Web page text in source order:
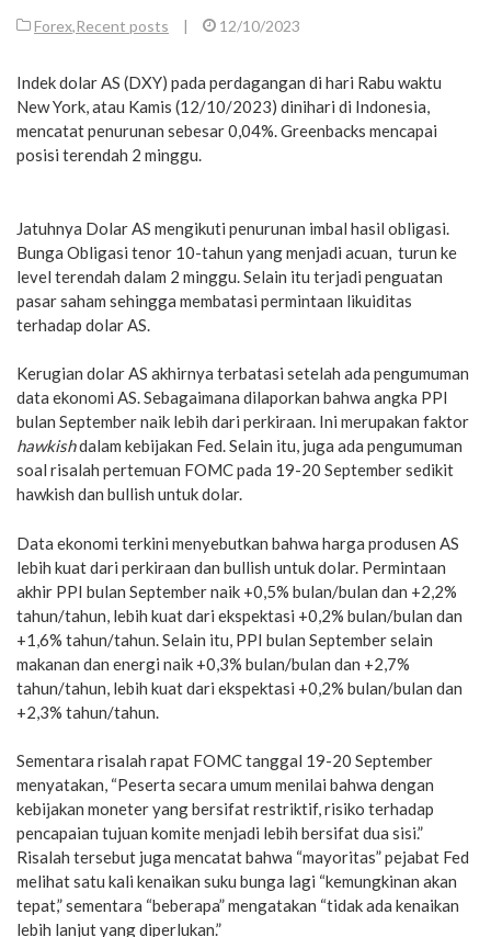
Forex,Recent posts | 12/10/2023
Indek dolar AS (DXY) pada perdagangan di hari Rabu waktu
New York, atau Kamis (12/10/2023) dinihari di Indonesia,
mencatat penurunan sebesar 0,04%. Greenbacks mencapai
posisi terendah 2 minggu.
Jatuhnya Dolar AS mengikuti penurunan imbal hasil obligasi.
Bunga Obligasi tenor 10-tahun yang menjadi acuan, turun ke
level terendah dalam 2 minggu. Selain itu terjadi penguatan
pasar saham sehingga membatasi permintaan likuiditas
terhadap dolar AS.
Kerugian dolar AS akhirnya terbatasi setelah ada pengumuman
data ekonomi AS. Sebagaimana dilaporkan bahwa angka PPI
bulan September naik lebih dari perkiraan. Ini merupakan faktor
hawkishdalam kebijakan Fed. Selain itu, juga ada pengumuman
soal risalah pertemuan FOMC pada 19-20 September sedikit
hawkish dan bullish untuk dolar.
Data ekonomi terkini menyebutkan bahwa harga produsen AS
lebih kuat dari perkiraan dan bullish untuk dolar. Permintaan
akhir PPI bulan September naik +0,5% bulan/bulan dan +2,2%
tahun/tahun, lebih kuat dari ekspektasi +0,2% bulan/bulan dan
+1,6% tahun/tahun. Selain itu, PPI bulan September selain
makanan dan energi naik +0,3% bulan/bulan dan +2,7%
tahun/tahun, lebih kuat dari ekspektasi +0,2% bulan/bulan dan
+2,3% tahun/tahun.
Sementara risalah rapat FOMC tanggal 19-20 September
menyatakan, “Peserta secara umum menilai bahwa dengan
kebijakan moneter yang bersifat restriktif, risiko terhadap
pencapaian tujuan komite menjadi lebih bersifat dua sisi.”
Risalah tersebut juga mencatat bahwa “mayoritas” pejabat Fed
melihat satu kali kenaikan suku bunga lagi “kemungkinan akan
tepat,” sementara “beberapa” mengatakan “tidak ada kenaikan
lebih lanjut yang diperlukan.”